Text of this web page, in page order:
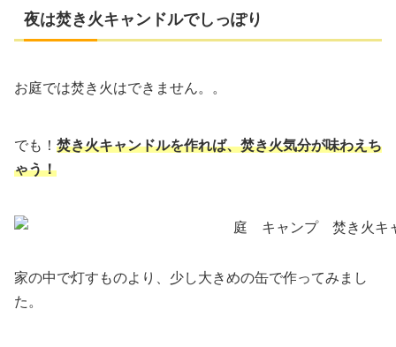
夜は焚き火キャンドルでしっぽり
お庭では焚き火はできません。。
でも！ 焚き火キャンドルを作れば、焚き火気分が味わえち
ゃう！
家の中で灯すものより、少し大きめの缶で作ってみまし
た。